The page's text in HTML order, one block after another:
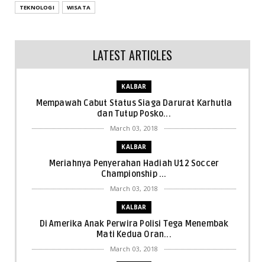
TEKNOLOGI
WISATA
LATEST ARTICLES
KALBAR
Mempawah Cabut Status Siaga Darurat Karhutla
dan Tutup Posko...
March 03, 2018
KALBAR
Meriahnya Penyerahan Hadiah U12 Soccer
Championship ...
March 03, 2018
KALBAR
Di Amerika Anak Perwira Polisi Tega Menembak
Mati Kedua Oran...
March 03, 2018